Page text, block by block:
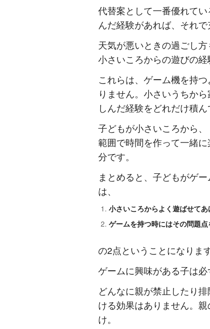
代替案として一番優れて
んだ経験があれば、それで
天気が悪いときの過ごし
小さいころからの遊びの経
これらは、ゲーム機を持
りません。小さいうちか
しんだ経験をどれだけ積ん
子どもが小さいころから
範囲で時間を作って一緒
分です。
まとめると、子どもがゲ
は、
小さいころからよく遊ばせてあ
ゲームを持つ時にはその問題点
の2点ということになりま
ゲームに興味がある子は必
どんなに親が禁止したり
ける効果はありません。
け。